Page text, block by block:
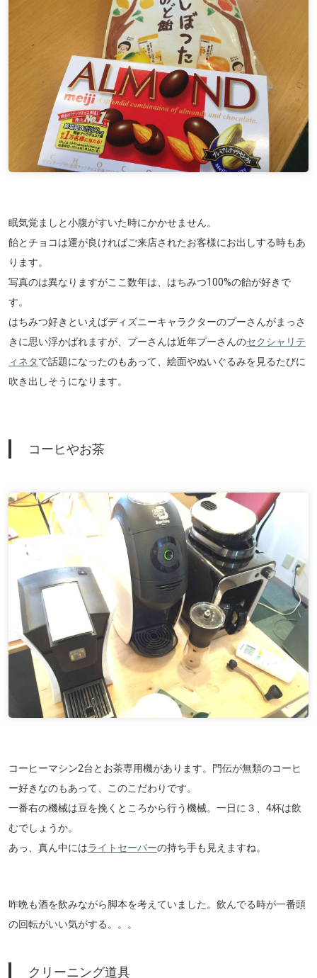
眠気覚ましと小腹がすいた時にかかせません。
飴とチョコは運が良ければご来店されたお客様にお出しする時もあ
ります。
写真のは異なりますがここ数年は、はちみつ100%の飴が好きで
す。
はちみつ好きといえばディズニーキャラクターのプーさんがまっさ
きに思い浮かばれますが、プーさんは近年プーさんのセクシャリテ
ィネタで話題になったのもあって、絵面やぬいぐるみを見るたびに
吹き出しそうになります。
コーヒやお茶
コーヒーマシン2台とお茶専用機があります。門伝が無類のコーヒ
ー好きなのもあって、このこだわりです。
一番右の機械は豆を挽くところから行う機械。一日に３、4杯は飲
むでしょうか。
あっ、真ん中にはライトセーバーの持ち手も見えますね。
昨晩も酒を飲みながら脚本を考えていました。飲んでる時が一番頭
の回転がいい気がする。。。
クリーニング道具